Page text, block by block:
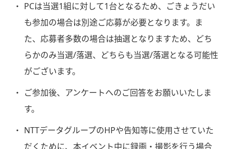
PCは当選1組に対して1台となるため、ごきょうだい
も参加の場合は別途ご応募が必要となります。ま
た、応募者多数の場合は抽選となりますため、どち
らかのみ当選/落選、どちらも当選/落選となる可能性
がございます。
ご参加後、アンケートへのご回答をお願いいたしま
す。
NTTデータグループのHPや告知等に使用させていた
だくために、本イベント中に録画・撮影を行う場合